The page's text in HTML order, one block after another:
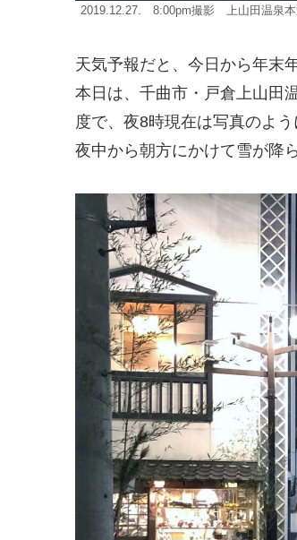
2019.12.27. 8:00pm撮影 上山田温泉本
天気予報だと、今日から年末
本日は、千曲市・戸倉上山田
度で、夜8時現在は写真のよ
夜中から朝方にかけて雪が降